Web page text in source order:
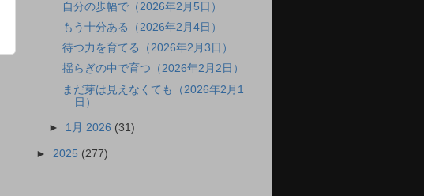
自分の歩幅で（2026年2月5日）
もう十分ある（2026年2月4日）
待つ力を育てる（2026年2月3日）
揺らぎの中で育つ（2026年2月2日）
まだ芽は見えなくても（2026年2月1
日）
► 1月 2026 (31)
► 2025 (277)